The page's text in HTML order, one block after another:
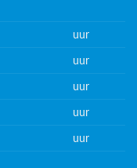
uur
uur
uur
uur
uur